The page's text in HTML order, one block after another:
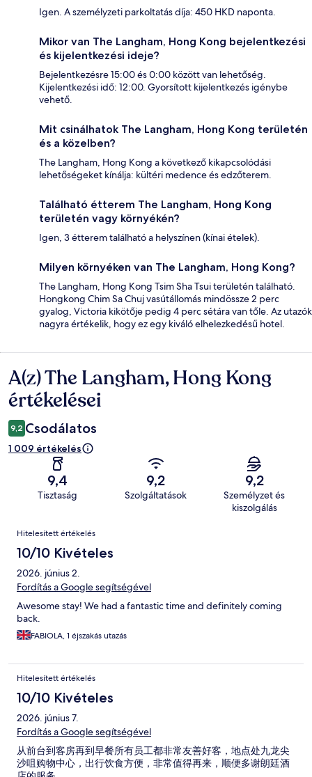
Igen. A személyzeti parkoltatás díja: 450 HKD naponta.
Mikor van The Langham, Hong Kong bejelentkezési
és kijelentkezési ideje?
Bejelentkezésre 15:00 és 0:00 között van lehetőség.
Kijelentkezési idő: 12:00. Gyorsított kijelentkezés igénybe
vehető.
Mit csinálhatok The Langham, Hong Kong területén
és a közelben?
The Langham, Hong Kong a következő kikapcsolódási
lehetőségeket kínálja: kültéri medence és edzőterem.
Található étterem The Langham, Hong Kong
területén vagy környékén?
Igen, 3 étterem található a helyszínen (kínai ételek).
Milyen környéken van The Langham, Hong Kong?
The Langham, Hong Kong Tsim Sha Tsui területén található.
Hongkong Chim Sa Chuj vasútállomás mindössze 2 perc
gyalog, Victoria kikötője pedig 4 perc sétára van tőle. Az utazók
nagyra értékelik, hogy ez egy kiváló elhelezkedésű hotel.
Értékelések
A(z) The Langham, Hong Kong
értékelései
9,2 Csodálatos
1 009 értékelés
9,4
Tisztaság
9,2
Szolgáltatások
9,2
Személyzet és
kiszolgálás
Értékelések
Hitelesített értékelés
10/10 Kivételes
2026. június 2.
Fordítás a Google segítségével
Awesome stay! We had a fantastic time and definitely coming
back.
FABIOLA, 1 éjszakás utazás
Hitelesített értékelés
10/10 Kivételes
2026. június 7.
Fordítás a Google segítségével
从前台到客房再到早餐所有员工都非常友善好客，地点处九龙尖
沙咀购物中心，出行饮食方便，非常值得再来，顺便多谢朗廷酒